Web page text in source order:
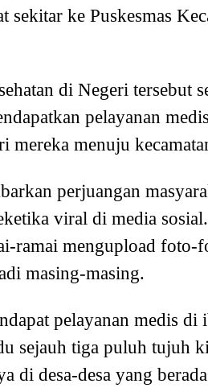
ke Puskesmas
di Negeri tersebut
pelayanan
mereka menuju
perjuangan
viral di media
ramai mengupload foto-
masing-masing.
pelayanan medis di
sejauh tiga puluh tujuh
di desa-desa yang